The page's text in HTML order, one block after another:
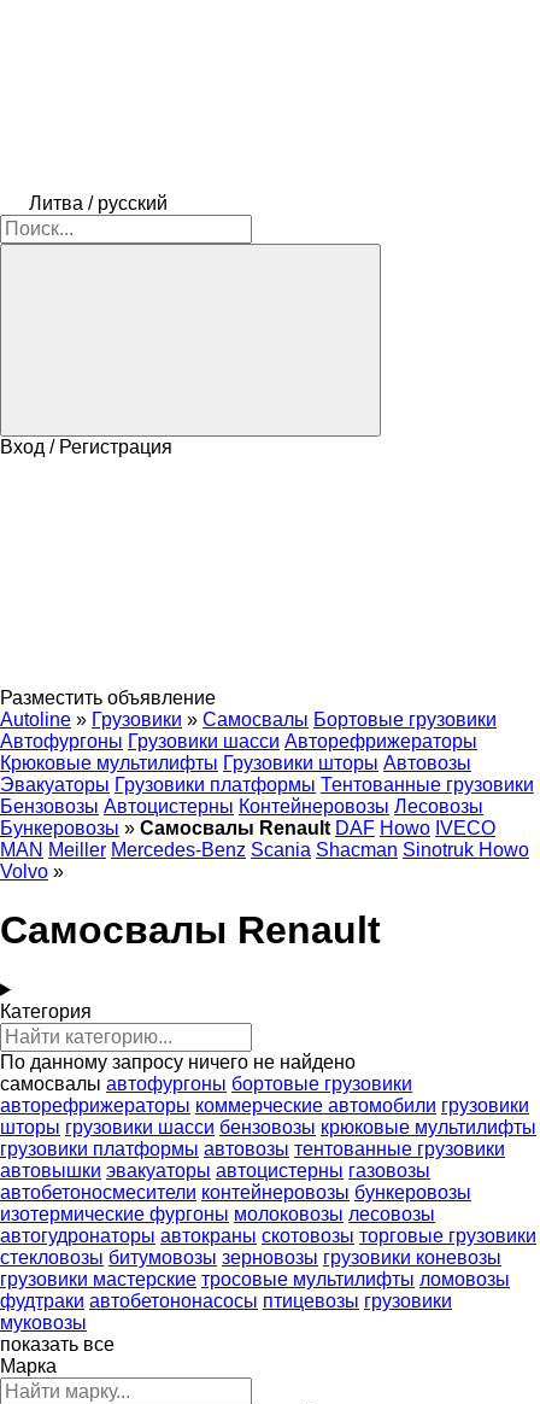
Литва / русский
Вход / Регистрация
Разместить объявление
Autoline » Грузовики » Самосвалы Бортовые грузовики
Автофургоны Грузовики шасси Авторефрижераторы
Крюковые мультилифты Грузовики шторы Автовозы
Эвакуаторы Грузовики платформы Тентованные грузовики
Бензовозы Автоцистерны Контейнеровозы Лесовозы
Бункеровозы » Самосвалы Renault DAF Howo IVECO
MAN Meiller Mercedes-Benz Scania Shacman Sinotruk Howo
Volvo »
Самосвалы Renault
Категория
По данному запросу ничего не найдено
самосвалы автофургоны бортовые грузовики
авторефрижераторы коммерческие автомобили грузовики
шторы грузовики шасси бензовозы крюковые мультилифты
грузовики платформы автовозы тентованные грузовики
автовышки эвакуаторы автоцистерны газовозы
автобетоносмесители контейнеровозы бункеровозы
изотермические фургоны молоковозы лесовозы
автогудронаторы автокраны скотовозы торговые грузовики
стекловозы битумовозы зерновозы грузовики коневозы
грузовики мастерские тросовые мультилифты ломовозы
фудтраки автобетононасосы птицевозы грузовики
муковозы
показать все
Марка